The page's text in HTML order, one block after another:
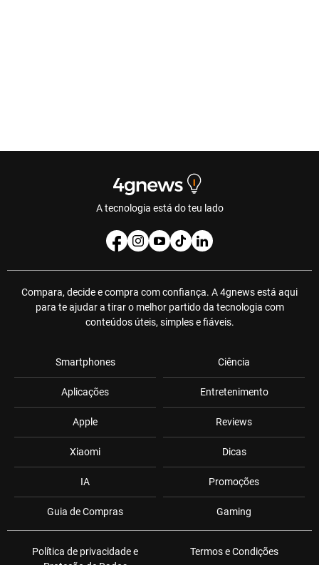
A tecnologia está do teu lado
Compara, decide e compra com confiança. A 4gnews está aqui
para te ajudar a tirar o melhor partido da tecnologia com
conteúdos úteis, simples e fiáveis.
Smartphones
Aplicações
Apple
Xiaomi
IA
Guia de Compras
Ciência
Entretenimento
Reviews
Dicas
Promoções
Gaming
Política de privacidade e
Termos e Condições